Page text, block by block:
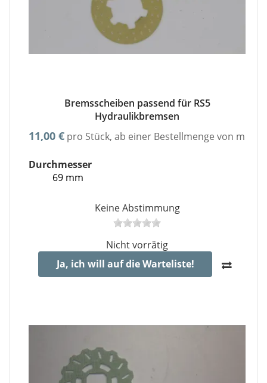
Bremsscheiben passend für RS5
Hydraulikbremsen
11,00 € pro Stück, ab einer Bestellmenge von
Durchmesser
69 mm
Keine Abstimmung
Nicht vorrätig
Ja, ich will auf die Warteliste!